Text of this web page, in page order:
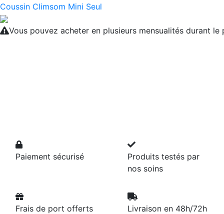
Coussin Climsom Mini Seul
Vous pouvez acheter en plusieurs mensualités durant le
Paiement sécurisé
Produits testés par
nos soins
Frais de port offerts
Livraison en 48h/72h